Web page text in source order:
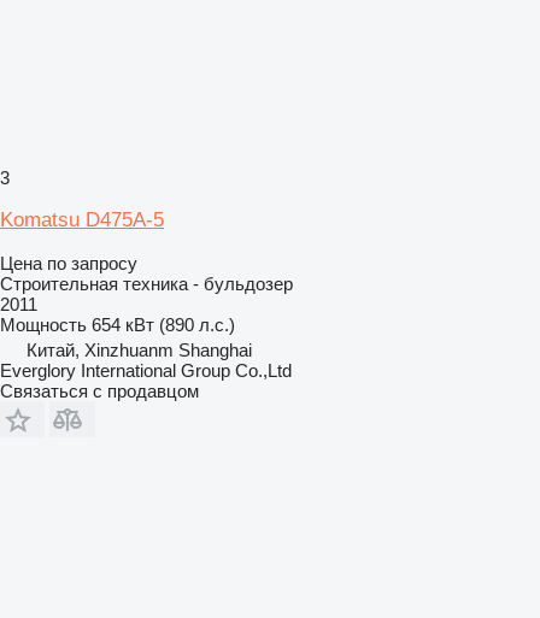
3
Komatsu D475A-5
Цена по запросу
Строительная техника - бульдозер
2011
Мощность 654 кВт (890 л.с.)
Китай, Xinzhuanm Shanghai
Everglory International Group Co.,Ltd
Связаться с продавцом